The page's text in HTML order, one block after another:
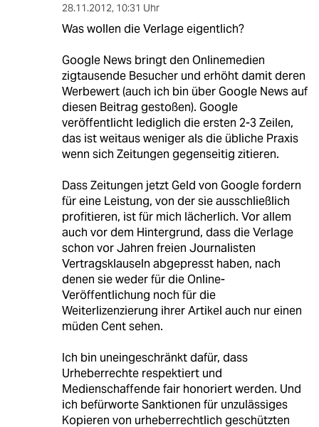
28.11.2012, 10:31 Uhr
Was wollen die Verlage eigentlich?
Google News bringt den Onlinemedien
zigtausende Besucher und erhöht damit deren
Werbewert (auch ich bin über Google News auf
diesen Beitrag gestoßen). Google
veröffentlicht lediglich die ersten 2-3 Zeilen,
das ist weitaus weniger als die übliche Praxis
wenn sich Zeitungen gegenseitig zitieren.
Dass Zeitungen jetzt Geld von Google fordern
für eine Leistung, von der sie ausschließlich
profitieren, ist für mich lächerlich. Vor allem
auch vor dem Hintergrund, dass die Verlage
schon vor Jahren freien Journalisten
Vertragsklauseln abgepresst haben, nach
denen sie weder für die Online-
Veröffentlichung noch für die
Weiterlizenzierung ihrer Artikel auch nur einen
müden Cent sehen.
Ich bin uneingeschränkt dafür, dass
Urheberrechte respektiert und
Medienschaffende fair honoriert werden. Und
ich befürworte Sanktionen für unzulässiges
Kopieren von urheberrechtlich geschützten